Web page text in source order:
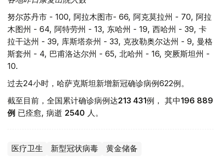
努尔苏丹市 - 100, 阿拉木图市- 66, 阿克莫拉州 - 70, 阿拉
木图州 - 64, 阿特劳州 - 13, 东哈州 - 19, 西哈州 - 39, 卡
拉干达州 - 39, 库斯塔奈州 - 33, 克孜勒奥尔达州 - 9, 曼格
斯套州 - 4, 巴甫洛达尔州 - 65, 北哈州 - 16, 突厥斯坦州 -
10.
过去24小时，哈萨克斯坦新增新冠确诊病例622例。
截至目前，全国累计确诊病例达213 431例， 其中196 889
例 已痊愈, 病逝 2540 人。
医疗卫生 新型冠状病毒 黄金储备